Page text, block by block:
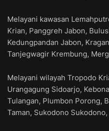
Melayani kawasan
Krian, Panggreh Jabon,
Kedungpandan Jabon,
Tanjegwagir Krembung,
Melayani wilayah Tropodo
Urangagung Sidoarjo,
Tulangan, Plumbon Porong,
Taman, Sukodono